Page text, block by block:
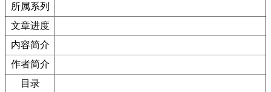
所属系列
文章进度
内容简介
作者简介
目录